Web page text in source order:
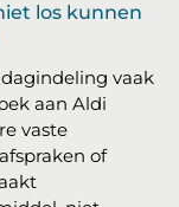
los kunnen
vaak
aan Aldi
vaste
of